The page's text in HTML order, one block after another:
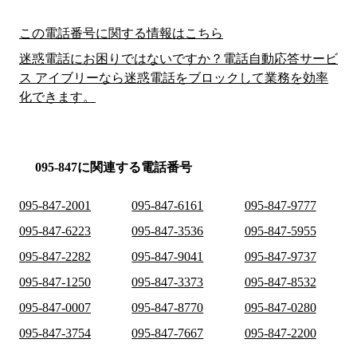
この電話番号に関する情報はこちら
迷惑電話にお困りではないですか？電話自動応答サービ
ス アイブリーなら迷惑電話をブロックして業務を効率
化できます。
095-847に関連する電話番号
095-847-2001 095-847-6161
095-847-9777
095-847-6223
095-847-3536
095-847-5955
095-847-2282
095-847-9041
095-847-9737
095-847-1250
095-847-3373
095-847-8532
095-847-0007
095-847-8770
095-847-0280
095-847-3754
095-847-7667
095-847-2200